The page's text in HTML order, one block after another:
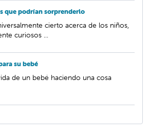
que podrían sorprenderlo
cierto acerca de los niños,
curiosos ...
su bebé
de un bebé haciendo una cosa